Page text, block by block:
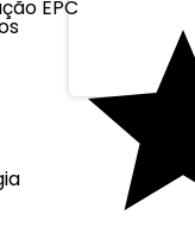
EPC